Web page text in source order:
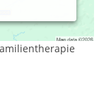
Beratung in